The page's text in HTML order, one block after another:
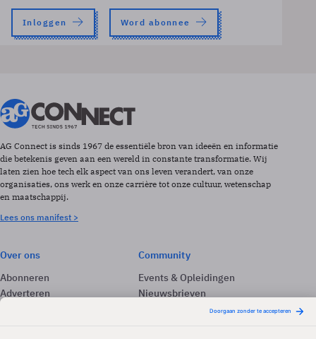
Inloggen Word abonnee
AG Connect is sinds 1967 de essentiële bron van ideeën en informatie
die betekenis geven aan een wereld in constante transformatie. Wij
laten zien hoe tech elk aspect van ons leven verandert, van onze
organisaties, ons werk en onze carrière tot onze cultuur, wetenschap
en maatschappij.
Lees ons manifest >
Over ons
Abonneren
Adverteren
Community
Events & Opleidingen
Nieuwsbrieven